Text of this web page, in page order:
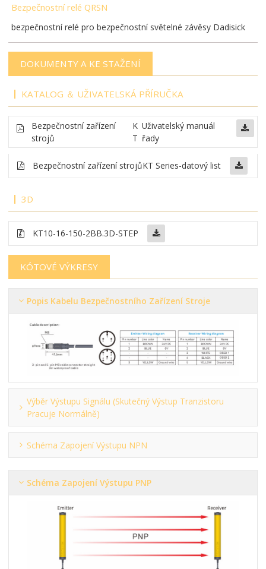
Bezpečnostní relé QRSN
bezpečnostní relé pro bezpečnostní světelné závěsy Dadisick
DOKUMENTY A KE STAŽENÍ
KATALOG ＆ UŽIVATELSKÁ PŘÍRUČKA
Bezpečnostní zařízení
strojů
K
T
Uživatelský manuál
řady
Bezpečnostní zařízení strojůKT Series-datový list
3D
KT10-16-150-2BB.3D-STEP
KÓTOVÉ VÝKRESY
Popis Kabelu Bezpečnostního Zařízení Stroje
Výběr Výstupu Signálu (skutečný Výstup Tranzistoru
Pracuje Normálně)
Schéma Zapojení Výstupu NPN
Schéma Zapojení Výstupu PNP